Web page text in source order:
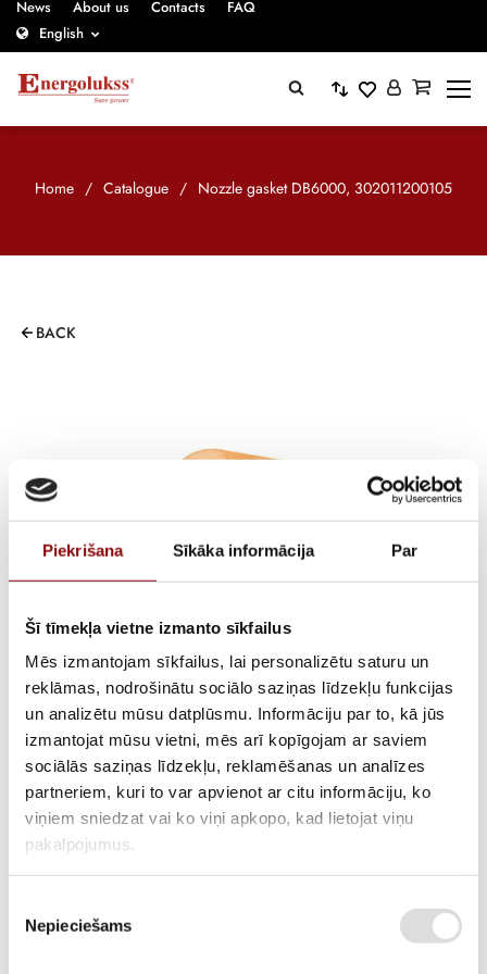
Piekrišana Sīkāka informācija Par
Šī tīmekļa vietne izmanto sīkfailus
Mēs izmantojam sīkfailus, lai personalizētu saturu un
reklāmas, nodrošinātu sociālo saziņas līdzekļu funkcijas
un analizētu mūsu datplūsmu. Informāciju par to, kā jūs
izmantojat mūsu vietni, mēs arī kopīgojam ar saviem
sociālās saziņas līdzekļu, reklamēšanas un analīzes
partneriem, kuri to var apvienot ar citu informāciju, ko
viņiem sniedzat vai ko viņi apkopo, kad lietojat viņu
pakalpojumus.
izvēle
Nepieciešams
News About us Contacts
FAQ
English
Home / Catalogue / Nozzle gasket DB6000, 302011200105
BACK
Nozzle gasket DB6000,
302011200105
AVAILABILITY
211100077
302011200105